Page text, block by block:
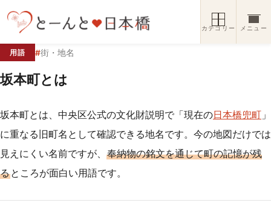
カテゴリー メニュー
用語 #街・地名
坂本町とは
坂本町とは、中央区公式の文化財説明で「現在の日本橋兜町 」
に重なる旧町名として確認できる地名です。今の地図だけでは
見えにくい名前ですが、 奉納物の銘文を通じて町の記憶が残
るところが面白い用語です。